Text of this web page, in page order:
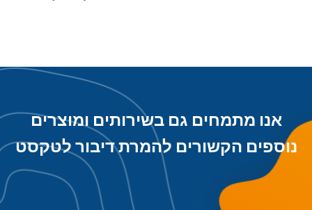
אנו מתמחים גם בשירותים ומוצרים
נוספים הקשורים להמרת דיבור לטקסט